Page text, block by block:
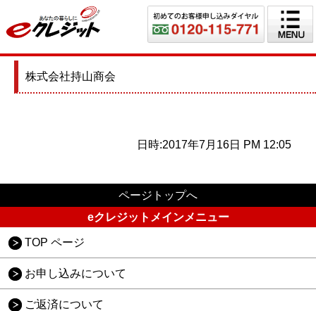
株式会社持山商会
日時:2017年7月16日 PM 12:05
ページトップへ
eクレジットメインメニュー
TOP ページ
お申し込みについて
ご返済について